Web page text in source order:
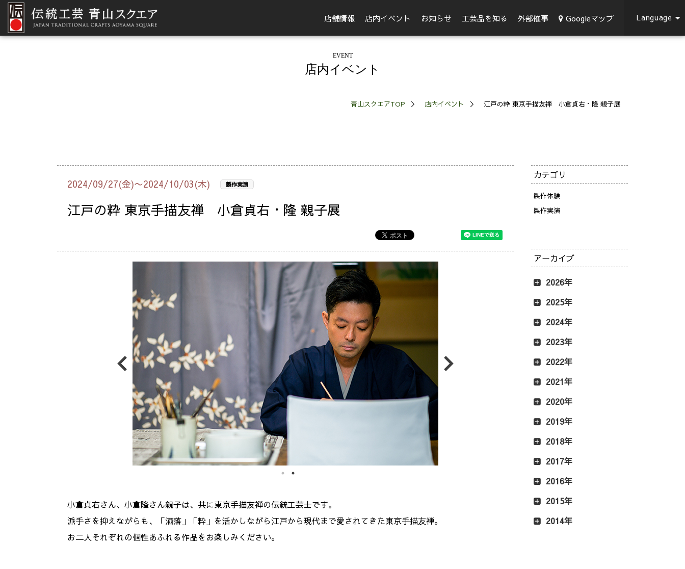
店舗情報 店内イベント お知らせ 工芸品を知る 外部催事 Googleマップ Language
EVENT
店内イベント
青山スクエアTOP 店内イベント 江戸の粋 東京手描友禅 小倉貞右・隆 親子展
2024/09/27(金)〜2024/10/03(木) 製作実演
江戸の粋 東京手描友禅 小倉貞右・隆 親子展
小倉貞右さん、小倉隆さん親子は、共に東京手描友禅の伝統工芸士です。
派手さを抑えながらも、「洒落」「粋」を活かしながら江戸から現代まで愛されてきた東京手描友禅。
お二人それぞれの個性あふれる作品をお楽しみください。
カテゴリ
製作体験
製作実演
アーカイブ
2026年
2025年
2024年
2023年
2022年
2021年
2020年
2019年
2018年
2017年
2016年
2015年
2014年